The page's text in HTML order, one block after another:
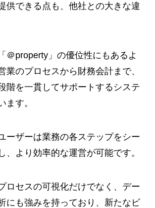
供できる点も、他社との大きな違
＠property」の優位性にもあるよ
業のプロセスから財務会計まで、
階を一貫してサポートするシステ
ます。
ーザーは業務の各ステップをシー
、より効率的な運営が可能です。
ロセスの可視化だけでなく、デー
にも強みを持っており、新たなビ